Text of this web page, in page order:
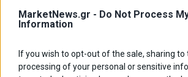
MarketNews.gr - Do Not Process
Information
If you wish to opt-out of the sale, sharing to
processing of your personal or sensitive